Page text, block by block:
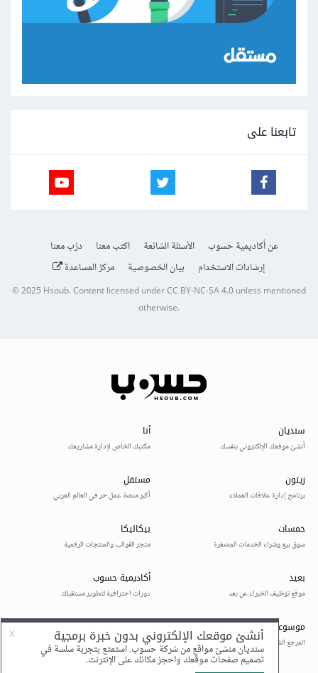
تابعنا على
عن أكاديمية حسوب الأسئلة الشائعة اكتب معنا
درّب معنا
إرشادات الاستخدام
بيان الخصوصية مركز المساعدة
© 2025Hsoub.Content licensed underCC BY-NC-SA 4.0unless mentioned
otherwise.